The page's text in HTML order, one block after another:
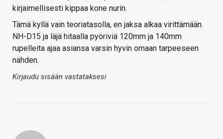
kirjaimellisesti kippaa kone nurin.
Tämä kyllä vain teoriatasolla, en jaksa alkaa virittämään.
NH-D15 ja läjä hitaalla pyöriviä 120mm ja 140mm
rupelleita ajaa asiansa varsin hyvin omaan tarpeeseen
nähden.
Kirjaudu sisään vastataksesi